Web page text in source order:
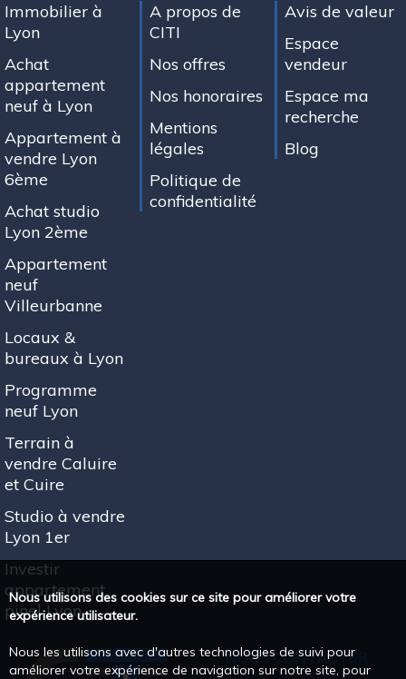
Immobilier à
Lyon
Achat
appartement
neuf à Lyon
Appartement à
vendre Lyon
6ème
Achat studio
Lyon 2ème
Appartement
neuf
Villeurbanne
Locaux &
bureaux à Lyon
Programme
neuf Lyon
Terrain à
vendre Caluire
et Cuire
Studio à vendre
Lyon 1er
Investir
appartement
pinel Lyon
A propos de
CITI
Nos offres
Nos honoraires
Mentions
légales
Politique de
confidentialité
Avis de valeur
Espace
vendeur
Espace ma
recherche
Blog
NOUS CONTACTER
Nous utilisons des cookies sur ce site pour améliorer votre
expérience utilisateur.
Nous les utilisons avec d'autres technologies de suivi pour
améliorer votre expérience de navigation sur notre site, pour